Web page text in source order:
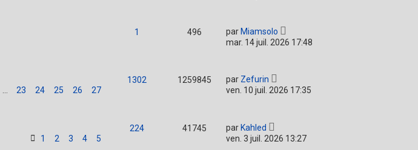
1 496 par Miamsolo
mar. 14 juil. 2026 17:48
… 23 24 25 26 27
1302 1259845 par Zefurin
ven. 10 juil. 2026 17:35
1 2 3 4 5
224 41745 par Kahled
ven. 3 juil. 2026 13:27